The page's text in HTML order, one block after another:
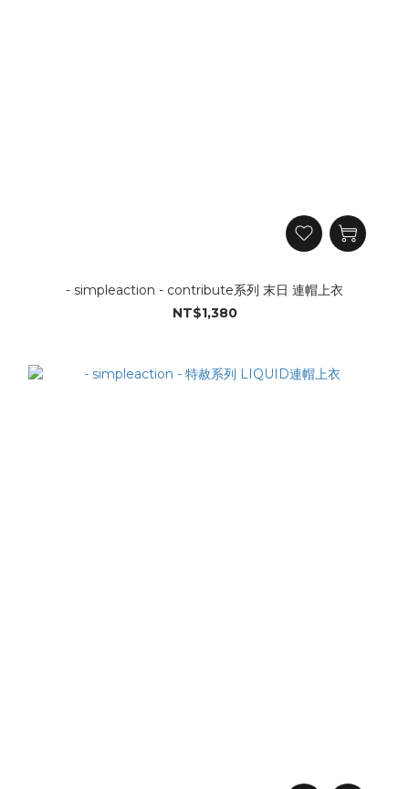
- simpleaction - contribute系列 末日 連帽上衣
NT$1,380